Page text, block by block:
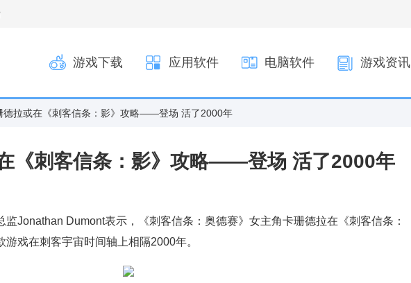
游戏下载 应用软件 电脑软件 游戏资讯
德拉或在《刺客信条：影》攻略——登场 活了2000年
《刺客信条：影》攻略——登场 活了2000年
监Jonathan Dumont表示，《刺客信条：奥德赛》女主角卡珊德拉在《刺客信条：
戏在刺客宇宙时间轴上相隔2000年。